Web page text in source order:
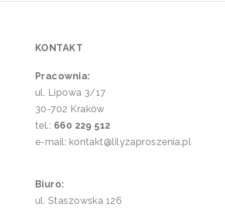
KONTAKT
Pracownia:
ul. Lipowa 3/17
30-702 Kraków
tel.: 660 229 512
e-mail: kontakt@lilyzaproszenia.pl
Biuro:
ul. Staszowska 126